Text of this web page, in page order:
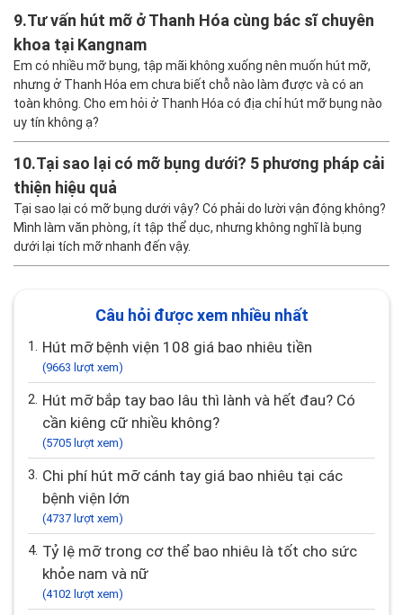
9.Tư vấn hút mỡ ở Thanh Hóa cùng bác sĩ chuyên
khoa tại Kangnam
Em có nhiều mỡ bụng, tập mãi không xuống nên muốn hút mỡ,
nhưng ở Thanh Hóa em chưa biết chỗ nào làm được và có an
toàn không. Cho em hỏi ở Thanh Hóa có địa chỉ hút mỡ bụng nào
uy tín không ạ?
10.Tại sao lại có mỡ bụng dưới? 5 phương pháp cải
thiện hiệu quả
Tại sao lại có mỡ bụng dưới vậy? Có phải do lười vận động không?
Mình làm văn phòng, ít tập thể dục, nhưng không nghĩ là bụng
dưới lại tích mỡ nhanh đến vậy.
Câu hỏi được xem nhiều nhất
1. Hút mỡ bệnh viện 108 giá bao nhiêu tiền
(9663 lượt xem)
2. Hút mỡ bắp tay bao lâu thì lành và hết đau? Có
cần kiêng cữ nhiều không?
(5705 lượt xem)
3. Chi phí hút mỡ cánh tay giá bao nhiêu tại các
bệnh viện lớn
(4737 lượt xem)
4. Tỷ lệ mỡ trong cơ thể bao nhiêu là tốt cho sức
khỏe nam và nữ
(4102 lượt xem)